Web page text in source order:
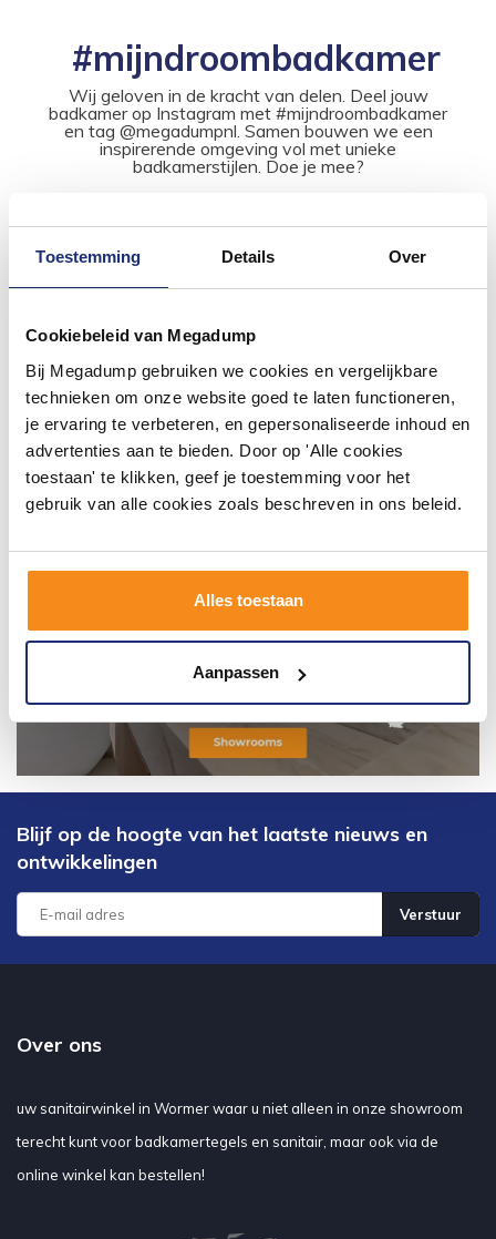
Toestemming Details Over
Cookiebeleid van Megadump
Bij Megadump gebruiken we cookies en vergelijkbare
technieken om onze website goed te laten functioneren,
je ervaring te verbeteren, en gepersonaliseerde inhoud en
advertenties aan te bieden. Door op 'Alle cookies
toestaan' te klikken, geef je toestemming voor het
gebruik van alle cookies zoals beschreven in ons beleid.
Alles toestaan
Aanpassen
#mijndroombadkamer
Wij geloven in de kracht van delen. Deel jouw
badkamer op Instagram met #mijndroombadkamer
en tag @megadumpnl. Samen bouwen we een
inspirerende omgeving vol met unieke
badkamerstijlen. Doe je mee?
Blijf op de hoogte van het laatste nieuws en
ontwikkelingen
Verstuur
Over ons
uw sanitairwinkel in Wormer waar u niet alleen in onze showroom
terecht kunt voor badkamertegels en sanitair, maar ook via de
online winkel kan bestellen!